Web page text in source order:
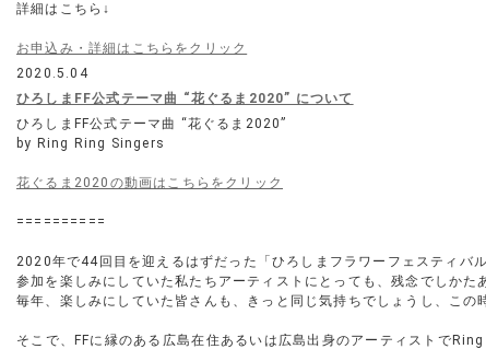
詳細はこちら↓
お申込み・詳細はこちらをクリック
2020.5.04
ひろしまFF公式テーマ曲 “花ぐるま2020” について
ひろしまFF公式テーマ曲 “花ぐるま2020”
by Ring Ring Singers
花ぐるま2020の動画はこちらをクリック
==========
2020年で44回目を迎えるはずだった「ひろしまフラワーフェスティバ
参加を楽しみにしていた私たちアーティストにとっても、残念でしかた
毎年、楽しみにしていた皆さんも、きっと同じ気持ちでしょうし、こ
そこで、FFに縁のある広島在住あるいは広島出身のアーティストで